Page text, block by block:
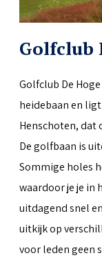
Golfclub
Golfclub De
heidebaan en
Henschoten, dat
De golfbaan is
Sommige holes
waardoor je je in
uitdagend snel
uitkijk op
voor leden geen